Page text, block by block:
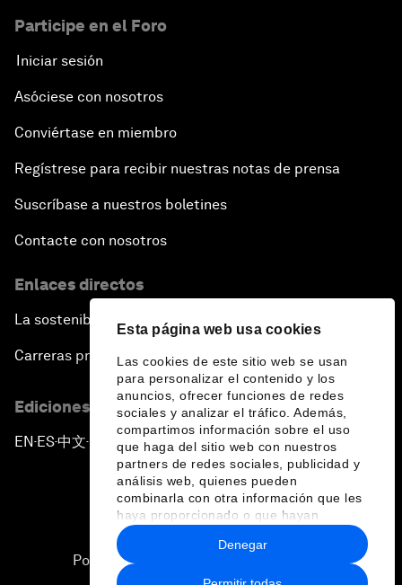
Esta página web usa cookies
Las cookies de este sitio web se usan
para personalizar el contenido y los
anuncios, ofrecer funciones de redes
sociales y analizar el tráfico. Además,
compartimos información sobre el uso
que haga del sitio web con nuestros
partners de redes sociales, publicidad y
análisis web, quienes pueden
combinarla con otra información que les
haya proporcionado o que hayan
recopilado a partir del uso que haya
hecho de sus servicios.
Denegar
Participe en el Foro
Iniciar sesión
Asóciese con nosotros
Conviértase en miembro
Regístrese para recibir nuestras notas de prensa
Suscríbase a nuestros boletines
Contacte con nosotros
Enlaces directos
La sostenibilidad en el Foro
Carreras profesionales
Ediciones en otros idiomas
EN ▪ES▪中文▪ 日本語
Política de privacidad y normas de uso